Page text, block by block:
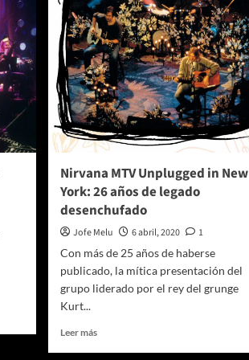
Nirvana MTV Unplugged in New
York: 26 años de legado
desenchufado
Jofe Melu 6 abril, 2020
1
Con más de 25 años de haberse
publicado, la mítica presentación del
grupo liderado por el rey del grunge
Kurt...
Leer másLeer